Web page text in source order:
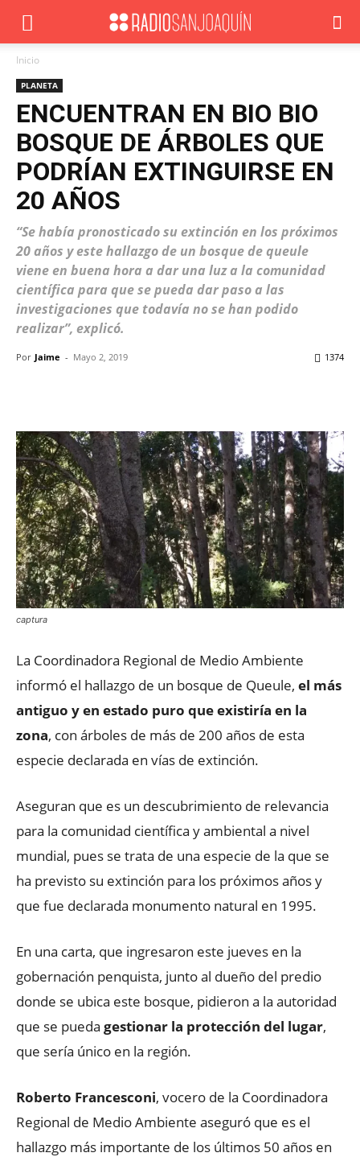
Inicio
PLANETA
ENCUENTRAN EN BIO BIO
BOSQUE DE ÁRBOLES QUE
PODRÍAN EXTINGUIRSE EN
20 AÑOS
“Se había pronosticado su extinción en los próximos
20 años y este hallazgo de un bosque de queule
viene en buena hora a dar una luz a la comunidad
científica para que se pueda dar paso a las
investigaciones que todavía no se han podido
realizar”, explicó.
Por Jaime - Mayo 2, 2019 1374
captura
La Coordinadora Regional de Medio Ambiente
informó el hallazgo de un bosque de Queule, el más
antiguo y en estado puro que existiría en la
zona, con árboles de más de 200 años de esta
especie declarada en vías de extinción.
Aseguran que es un descubrimiento de relevancia
para la comunidad científica y ambiental a nivel
mundial, pues se trata de una especie de la que se
ha previsto su extinción para los próximos años y
que fue declarada monumento natural en 1995.
En una carta, que ingresaron este jueves en la
gobernación penquista, junto al dueño del predio
donde se ubica este bosque, pidieron a la autoridad
que se pueda gestionar la protección del lugar,
que sería único en la región.
Roberto Francesconi, vocero de la Coordinadora
Regional de Medio Ambiente aseguró que es el
hallazgo más importante de los últimos 50 años en